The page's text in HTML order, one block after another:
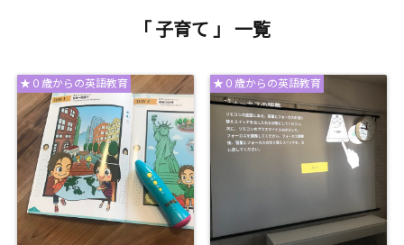
「 子育て 」 一覧
★０歳からの英語教育 ★０歳からの英語教育